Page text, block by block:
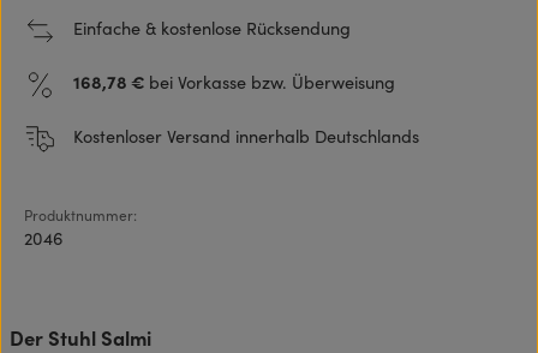
Einfache & kostenlose Rücksendung
168,78 € bei Vorkasse bzw. Überweisung
Kostenloser Versand innerhalb Deutschlands
Produktnummer:
2046
Der Stuhl Salmi